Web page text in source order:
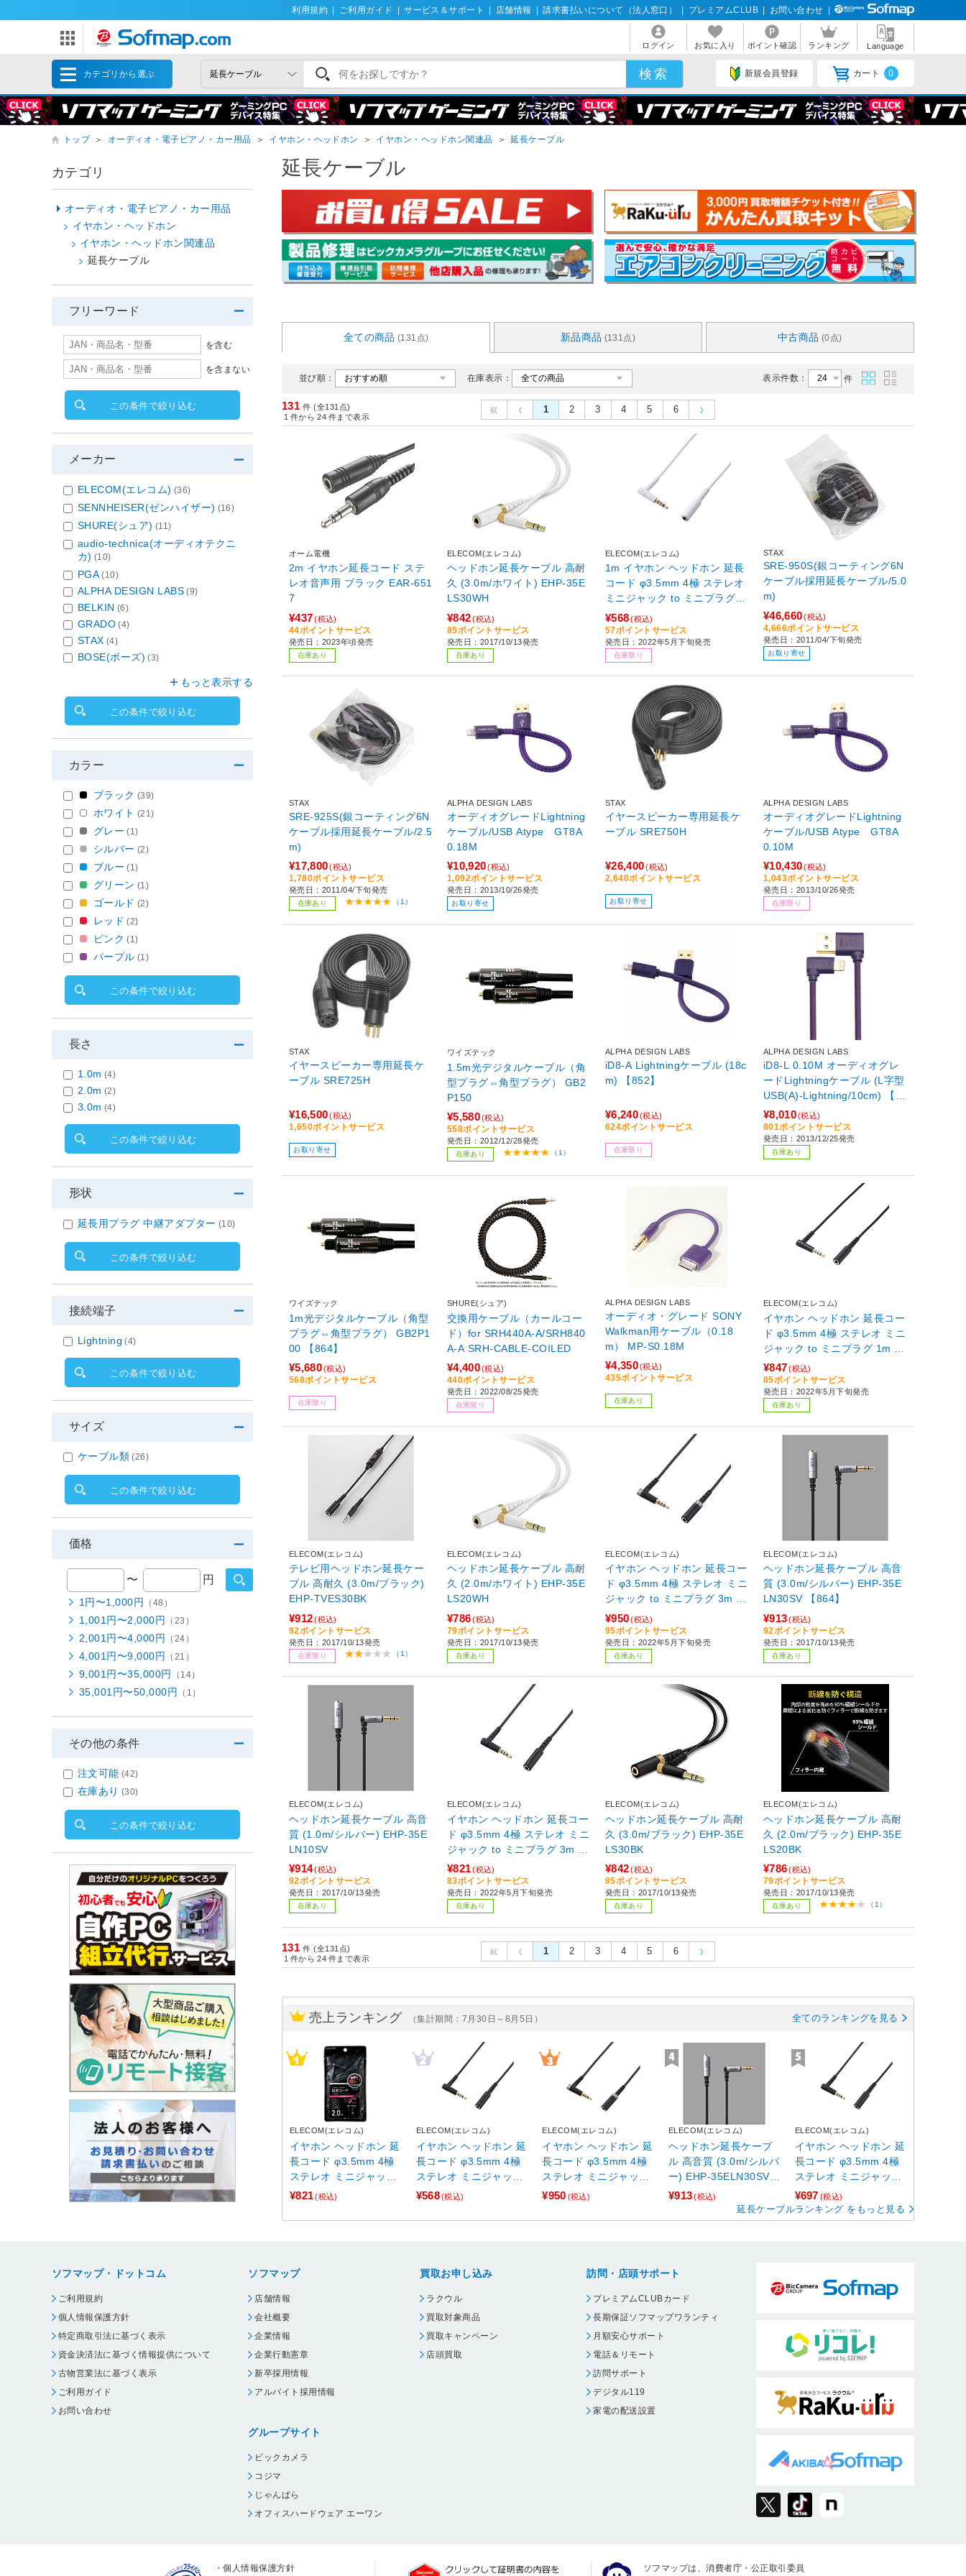
利用規約 ご利用ガイド サービス＆サポート 店舗情報 請求書払いについて（法人窓口） プレミアムCLUB お問い合わせ
ログイン お気に入り ポイント確認 ランキング Language
カテゴリから選ぶ 新規会員登録 カート 0
トップ ＞ オーディオ・電子ピアノ・カー用品 ＞ イヤホン・ヘッドホン ＞ イヤホン・ヘッドホン関連品 ＞ 延長ケーブル
延長ケーブル
全ての商品 (131点) 新品商品 (131点) 中古商品 (0点)
並び順： 在庫表示： 表示件数： 件
131 件 (全131点)
1 件から 24 件まで表示
1 2 3 4 5 6
オーム電機
2m イヤホン延長コード ステ
レオ音声用 ブラック EAR-651
7
¥437 (税込)
44ポイントサービス
発売日：2023年頃発売
在庫あり
ELECOM(エレコム)
ヘッドホン延長ケーブル 高耐
久 (3.0m/ホワイト) EHP-35E
LS30WH
¥842 (税込)
85ポイントサービス
発売日：2017/10/13発売
在庫あり
ELECOM(エレコム)
1m イヤホン ヘッドホン 延長
コード φ3.5mm 4極 ステレオ
ミニジャック to ミニプラグ L
字プラグ マイク対応 ホワイト
EHP-35EL4P10WH
¥568 (税込)
57ポイントサービス
発売日：2022年5月下旬発売
在庫限り
STAX
SRE-950S(銀コーティング6N
ケーブル採用延長ケーブル/5.0
m)
¥46,660(税込)
4,666ポイントサービス
発売日：2011/04/下旬発売
お取り寄せ
STAX
SRE-925S(銀コーティング6N
ケーブル採用延長ケーブル/2.5
m)
¥17,800(税込)
1,780ポイントサービス
発売日：2011/04/下旬発売
在庫あり （1）
ALPHA DESIGN LABS
オーディオグレードLightning
ケーブル/USB Atype GT8A
0.18M
¥10,920(税込)
1,092ポイントサービス
発売日：2013/10/26発売
お取り寄せ
STAX
イヤースピーカー専用延長ケ
ーブル SRE750H
¥26,400(税込)
2,640ポイントサービス
お取り寄せ
ALPHA DESIGN LABS
オーディオグレードLightning
ケーブル/USB Atype GT8A
0.10M
¥10,430(税込)
1,043ポイントサービス
発売日：2013/10/26発売
在庫限り
STAX
イヤースピーカー専用延長ケ
ーブル SRE725H
¥16,500(税込)
1,650ポイントサービス
お取り寄せ
ワイズテック
1.5m光デジタルケーブル（角
型プラグ⇔角型プラグ） GB2
P150
¥5,580(税込)
558ポイントサービス
発売日：2012/12/28発売
在庫あり （1）
ALPHA DESIGN LABS
iD8-A Lightningケーブル (18c
m) 【852】
¥6,240(税込)
624ポイントサービス
在庫限り
ALPHA DESIGN LABS
iD8-L 0.10M オーディオグレ
ードLightningケーブル (L字型
USB(A)-Lightning/10cm) 【8
64】
¥8,010(税込)
801ポイントサービス
発売日：2013/12/25発売
在庫あり
ワイズテック
1m光デジタルケーブル（角型
プラグ⇔角型プラグ） GB2P1
00 【864】
¥5,680(税込)
568ポイントサービス
在庫限り
SHURE(シュア)
交換用ケーブル（カールコー
ド）for SRH440A-A/SRH840
A-A SRH-CABLE-COILED
¥4,400(税込)
440ポイントサービス
発売日：2022/08/25発売
在庫限り
ALPHA DESIGN LABS
オーディオ・グレード SONY
Walkman用ケーブル（0.18
m） MP-S0.18M
¥4,350(税込)
435ポイントサービス
在庫あり
ELECOM(エレコム)
イヤホン ヘッドホン 延長コー
ド φ3.5mm 4極 ステレオ ミニ
ジャック to ミニプラグ 1m L
字プラグ マイク対応 【Androi
d ・ iPod ・ MacBook ・ nint
endo switch 他】 ケーブルバ
¥847 (税込)
85ポイントサービス
発売日：2022年5月下旬発売
在庫あり
ELECOM(エレコム)
テレビ用ヘッドホン延長ケー
ブル 高耐久 (3.0m/ブラック)
EHP-TVES30BK
¥912 (税込)
92ポイントサービス
発売日：2017/10/13発売
在庫限り （1）
ELECOM(エレコム)
ヘッドホン延長ケーブル 高耐
久 (2.0m/ホワイト) EHP-35E
LS20WH
¥786 (税込)
79ポイントサービス
発売日：2017/10/13発売
在庫あり
ELECOM(エレコム)
イヤホン ヘッドホン 延長コー
ド φ3.5mm 4極 ステレオ ミニ
ジャック to ミニプラグ 3m 高
耐久 L字プラグ マイク対応
【Android ・ iPod ・ MacBoo
k ・ nintendo switch 他】 ブ
ラック ブラック EHP-35ELS4
P30BK
¥950 (税込)
95ポイントサービス
発売日：2022年5月下旬発売
在庫あり
ELECOM(エレコム)
ヘッドホン延長ケーブル 高音
質 (3.0m/シルバー) EHP-35E
LN30SV 【864】
¥913 (税込)
92ポイントサービス
発売日：2017/10/13発売
在庫あり
ELECOM(エレコム)
ヘッドホン延長ケーブル 高音
質 (1.0m/シルバー) EHP-35E
LN10SV
¥914(税込)
92ポイントサービス
発売日：2017/10/13発売
在庫あり
ELECOM(エレコム)
イヤホン ヘッドホン 延長コー
ド φ3.5mm 4極 ステレオ ミニ
ジャック to ミニプラグ 3m L
字プラグ マイク対応 【Androi
d ・ iPod ・ MacBook ・ nint
endo switch 他】 ブラック ブ
ラック EHP-35EL4P30BK
¥821 (税込)
83ポイントサービス
発売日：2022年5月下旬発売
在庫あり
ELECOM(エレコム)
ヘッドホン延長ケーブル 高耐
久 (3.0m/ブラック) EHP-35E
LS30BK
¥842 (税込)
85ポイントサービス
発売日：2017/10/13発売
在庫あり
ELECOM(エレコム)
ヘッドホン延長ケーブル 高耐
久 (2.0m/ブラック) EHP-35E
LS20BK
¥786 (税込)
79ポイントサービス
発売日：2017/10/13発売
在庫あり （1）
131 件 (全131点)
1 件から 24 件まで表示
1 2 3 4 5 6
売上ランキング （集計期間：7月30日～8月5日） 全てのランキングを見る
ELECOM(エレコム)
イヤホン ヘッドホン 延
長コード φ3.5mm 4極
ステレオ ミニジャック
to ミニプラグ 2m 高耐
応 【Android ・ iPod
ブラック EHP-35ELS4
P20BK
¥821 (税込)
ELECOM(エレコム)
イヤホン ヘッドホン 延
長コード φ3.5mm 4極
ステレオ ミニジャック
to ミニプラグ 1m L字
ndroid ・ iPod ・ Mac
ク EHP-35EL4P10BK
¥568(税込)
ELECOM(エレコム)
イヤホン ヘッドホン 延
長コード φ3.5mm 4極
ステレオ ミニジャック
to ミニプラグ 3m 高耐
応 【Android ・ iPod
ブラック EHP-35ELS4
¥950 (税込)
ELECOM(エレコム)
ヘッドホン延長ケーブ
ル 高音質 (3.0m/シルバ
ー) EHP-35ELN30SV
【864】
¥913(税込)
ELECOM(エレコム)
イヤホン ヘッドホン 延
長コード φ3.5mm 4極
ステレオ ミニジャック
to ミニプラグ 2m L字
プラグ マイク対応 【A
ndroid ・ iPod ・ Mac
¥697 (税込)
延長ケーブルランキング をもっと見る
カテゴリ
オーディオ・電子ピアノ・カー用品
イヤホン・ヘッドホン
イヤホン・ヘッドホン関連品
延長ケーブル
フリーワード
を含む
を含まない
この条件で絞り込む
メーカー
ELECOM(エレコム) (36)
SENNHEISER(ゼンハイザー) (16)
SHURE(シュア) (11)
audio-technica(オーディオテクニ
カ) (10)
PGA (10)
ALPHA DESIGN LABS (9)
BELKIN (6)
GRADO (4)
STAX (4)
BOSE(ボーズ) (3)
もっと表示する
この条件で絞り込む
カラー
ブラック (39)
ホワイト (21)
グレー (1)
シルバー (2)
ブルー (1)
グリーン (1)
ゴールド (2)
レッド (2)
ピンク (1)
パープル (1)
この条件で絞り込む
長さ
1.0m (4)
2.0m (2)
3.0m (4)
この条件で絞り込む
形状
延長用プラグ 中継アダプター (10)
この条件で絞り込む
接続端子
Lightning (4)
この条件で絞り込む
サイズ
ケーブル類 (26)
この条件で絞り込む
価格
〜 円
1円〜1,000円 （48）
1,001円〜2,000円 （23）
2,001円〜4,000円 （24）
4,001円〜9,000円 （21）
9,001円〜35,000円 （14）
35,001円〜50,000円 （1）
その他の条件
注文可能 (42)
在庫あり (30)
この条件で絞り込む
ソフマップ・ドットコム
ご利用規約
個人情報保護方針
特定商取引法に基づく表示
資金決済法に基づく情報提供について
古物営業法に基づく表示
ご利用ガイド
お問い合わせ
ソフマップ
店舗情報
会社概要
企業情報
企業行動憲章
新卒採用情報
アルバイト採用情報
グループサイト
ビックカメラ
コジマ
じゃんぱら
オフィスハードウェア エーワン
買取お申し込み
ラクウル
買取対象商品
買取キャンペーン
店頭買取
訪問・店頭サポート
プレミアムCLUBカード
長期保証ソフマップワランティ
月額安心サポート
電話＆リモート
訪問サポート
デジタル119
家電の配送設置
・個人情報保護方針
ソフマップは、消費者庁・公正取引委員